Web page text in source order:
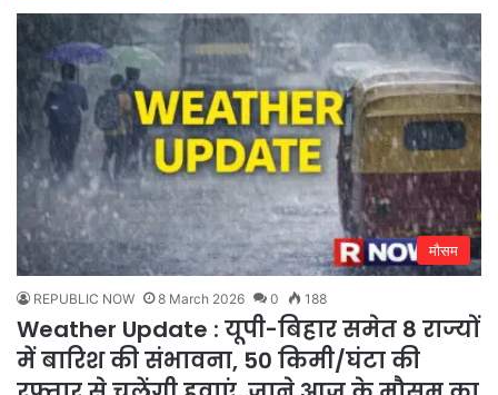
मौसम
REPUBLIC NOW 8 March 2026 0 188
Weather Update : यूपी-बिहार समेत 8 राज्यों
में बारिश की संभावना, 50 किमी/घंटा की